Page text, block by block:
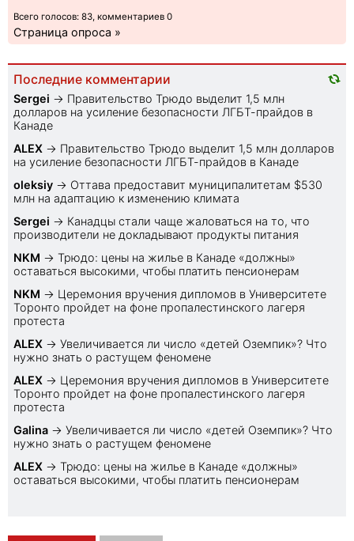
Всего голосов: 83, комментариев 0
Страница опроса »
Последние комментарии
Sеrgei → Правительство Трюдо выделит 1,5 млн
долларов на усиление безопасности ЛГБТ-прайдов в
Канаде
ALEX → Правительство Трюдо выделит 1,5 млн долларов
на усиление безопасности ЛГБТ-прайдов в Канаде
oleksiy → Оттава предоставит муниципалитетам $530
млн на адаптацию к изменению климата
Sеrgei → Канадцы стали чаще жаловаться на то, что
производители не докладывают продукты питания
NKM → Трюдо: цены на жилье в Канаде «должны»
оставаться высокими, чтобы платить пенсионерам
NKM → Церемония вручения дипломов в Университете
Торонто пройдет на фоне пропалестинского лагеря
протеста
ALEX → Увеличивается ли число «детей Оземпик»? Что
нужно знать о растущем феномене
ALEX → Церемония вручения дипломов в Университете
Торонто пройдет на фоне пропалестинского лагеря
протеста
Galina → Увеличивается ли число «детей Оземпик»? Что
нужно знать о растущем феномене
ALEX → Трюдо: цены на жилье в Канаде «должны»
оставаться высокими, чтобы платить пенсионерам